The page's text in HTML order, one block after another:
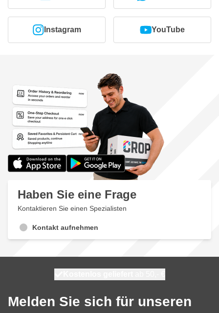
Instagram YouTube
Haben Sie eine Frage
Kontaktieren Sie einen Spezialisten
Kontakt aufnehmen
Melden Sie sich für unseren